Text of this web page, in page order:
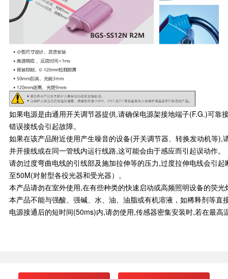
如果电源是由通用开关调节器提供,请确保电源架接地端子(F.G.)可
错误接线会引起故障。
如果在该产品附近使用产生噪音的设备(开关调节器、转换发动机等
并开接线或在同一管线内运行线路,这可能会由于感应而引起误动作。
请勿过度弯曲电线的引线部及施加拉伸等的压力,过度拉伸电线会引
至50M(对射型各役光器和受光器）。
本产品请勿在室外使用,在有些种类的快速启动或高频照明设备的荧
本产品不能与强酸、强碱、水、油、油脂或有机溶液，如稀释剂等
电源接通后的短时间(50ms)内,请勿使用,传感器密集安装时,若在最高